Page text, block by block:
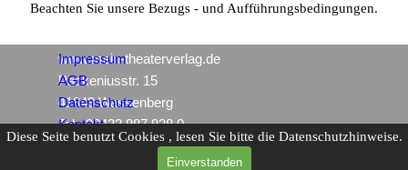
Beachten Sie unsere Bezugs - und Aufführungsbedingungen.
www.mein-theaterverlag.de
Packeniusstr. 15
41849 Wassenberg
Tel.: 02432 987 928 0
Impressum
AGB
Datenschutz
Kontakt
Diese Seite benutzt Cookies , lesen Sie bitte die Datenschutzhinweise.
Einverstanden